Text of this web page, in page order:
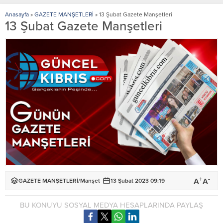
Anasayfa » GAZETE MANŞETLERİ » 13 Şubat Gazete Manşetleri
13 Şubat Gazete Manşetleri
GAZETE MANŞETLERİ/Manşet 13 Şubat 2023 09:19 A+A-
BU KONUYU SOSYAL MEDYA HESAPLARINDA PAYLAŞ